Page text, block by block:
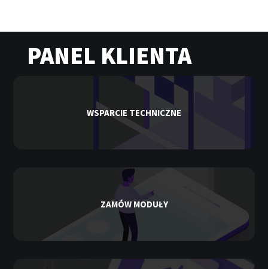
PANEL KLIENTA
WSPARCIE TECHNICZNE
ZAMÓW MODUŁY